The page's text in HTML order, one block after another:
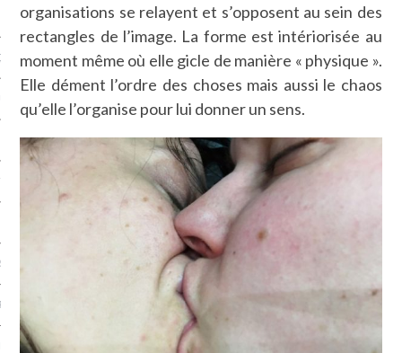
organisations se relayent et s’opposent au sein des
rectangles de l’image. La forme est intériorisée au
moment même où elle gicle de manière « physique ».
Elle dément l’ordre des choses mais aussi le chaos
qu’elle l’organise pour lui donner un sens.